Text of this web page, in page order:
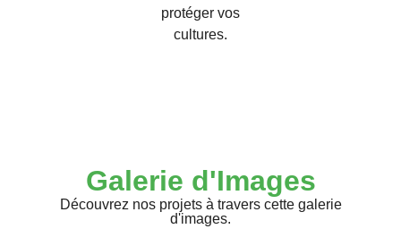
protéger vos
cultures.
Galerie d'Images
Découvrez nos projets à travers cette galerie
d'images.